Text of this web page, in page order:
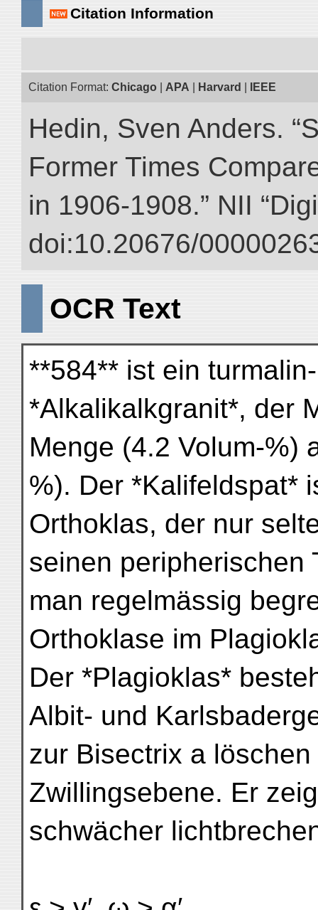
Citation Information
Citation Format: Chicago APA Harvard IEEE
Hedin, Sven Anders.
Former Times
in 1906-1908.” NII
doi:10.20676/
OCR Text
**584** ist ein
*Alkalikalkgranit*, der
Menge (4.2 Volum-%)
%). Der *Kalifeldspat*
Orthoklas, der nur
seinen peripherischen
man regelmässig
Orthoklase im
Der *Plagioklas*
Albit- und
zur Bisectrix a
Zwillingsebene. Er
schwächer